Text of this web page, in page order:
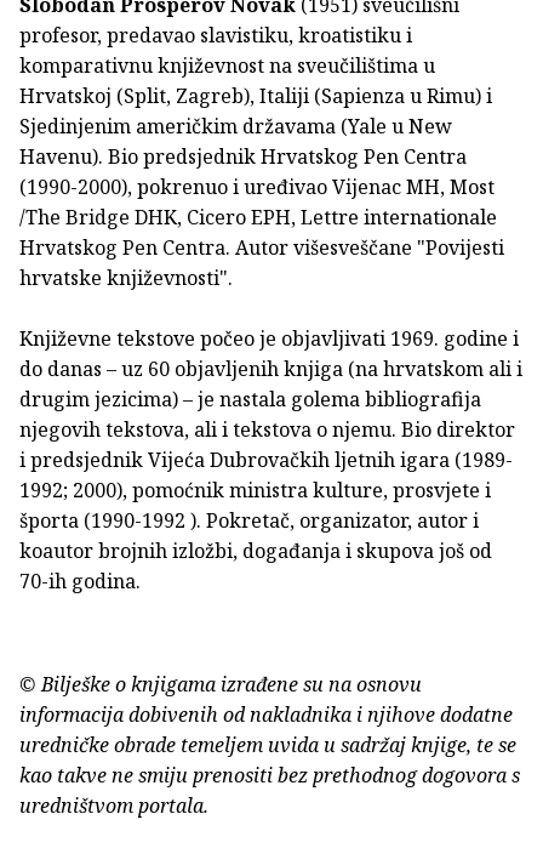
profesor, predavao slavistiku, kroatistiku i
komparativnu književnost na sveučilištima u
Hrvatskoj (Split, Zagreb), Italiji (Sapienza u Rimu) i
Sjedinjenim američkim državama (Yale u New
Havenu). Bio predsjednik Hrvatskog Pen Centra
(1990-2000), pokrenuo i uređivao Vijenac MH, Most
/The Bridge DHK, Cicero EPH, Lettre internationale
Hrvatskog Pen Centra. Autor višesveščane "Povijesti
hrvatske književnosti".
Književne tekstove počeo je objavljivati 1969. godine i
do danas – uz 60 objavljenih knjiga (na hrvatskom ali i
drugim jezicima) – je nastala golema bibliografija
njegovih tekstova, ali i tekstova o njemu. Bio direktor
i predsjednik Vijeća Dubrovačkih ljetnih igara (1989-
1992; 2000), pomoćnik ministra kulture, prosvjete i
športa (1990-1992 ). Pokretač, organizator, autor i
koautor brojnih izložbi, događanja i skupova još od
70-ih godina.
© Bilješke o knjigama izrađene su na osnovu
informacija dobivenih od nakladnika i njihove dodatne
uredničke obrade temeljem uvida u sadržaj knjige, te se
kao takve ne smiju prenositi bez prethodnog dogovora s
uredništvom portala.